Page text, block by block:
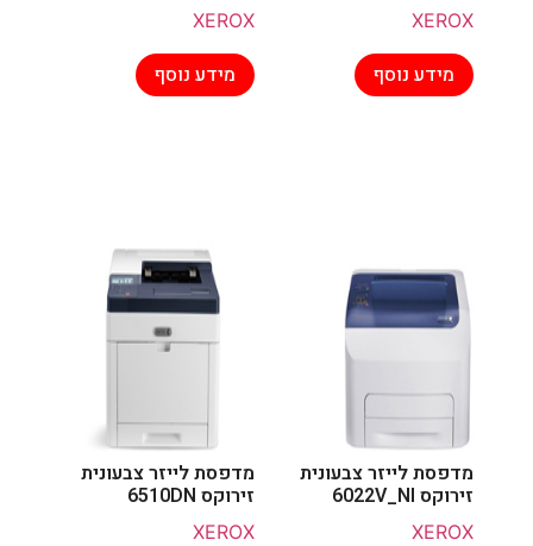
XEROX
מידע נוסף
XEROX
מידע נוסף
מדפסת לייזר צבעונית
זירוקס 6022V_NI
XEROX
מדפסת לייזר צבעונית
זירוקס 6510DN
XEROX